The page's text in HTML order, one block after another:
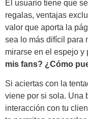
El usuario tiene que
regalas, ventajas
valor que aporta la
sea lo más difícil para
mirarse en el espejo y
mis fans? ¿Cómo
Si aciertas con la
viene por si sola. Una
interacción con tu